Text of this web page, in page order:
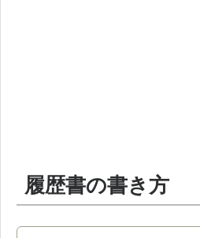
履歴書の書き方